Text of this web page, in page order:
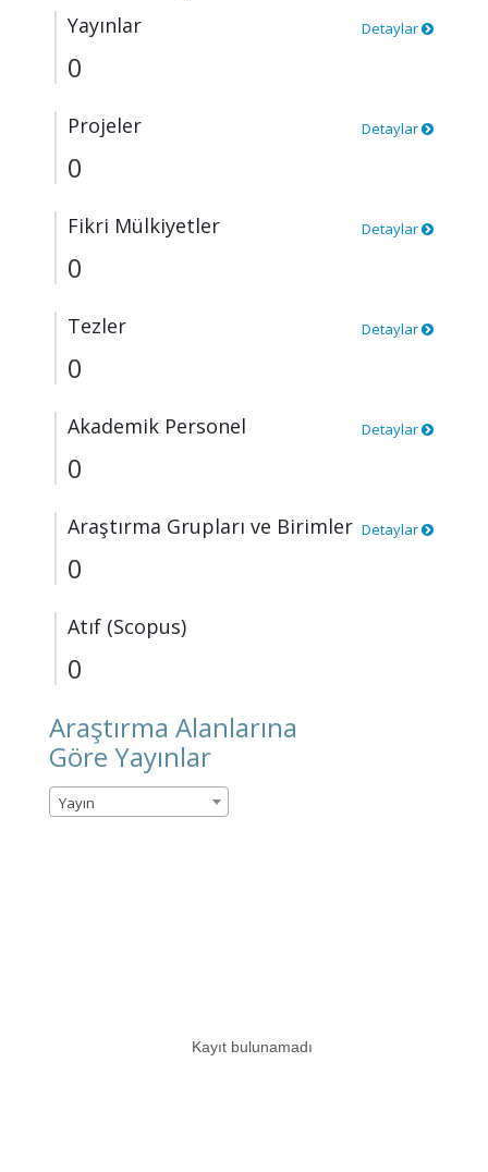
Yayınlar Detaylar
0
Projeler Detaylar
0
Fikri Mülkiyetler Detaylar
0
Tezler Detaylar
0
Akademik Personel Detaylar
0
Araştırma Grupları ve Birimler Detaylar
0
Atıf (Scopus)
0
Araştırma Alanlarına
Göre Yayınlar
Yayın
Kayıt bulunamadı